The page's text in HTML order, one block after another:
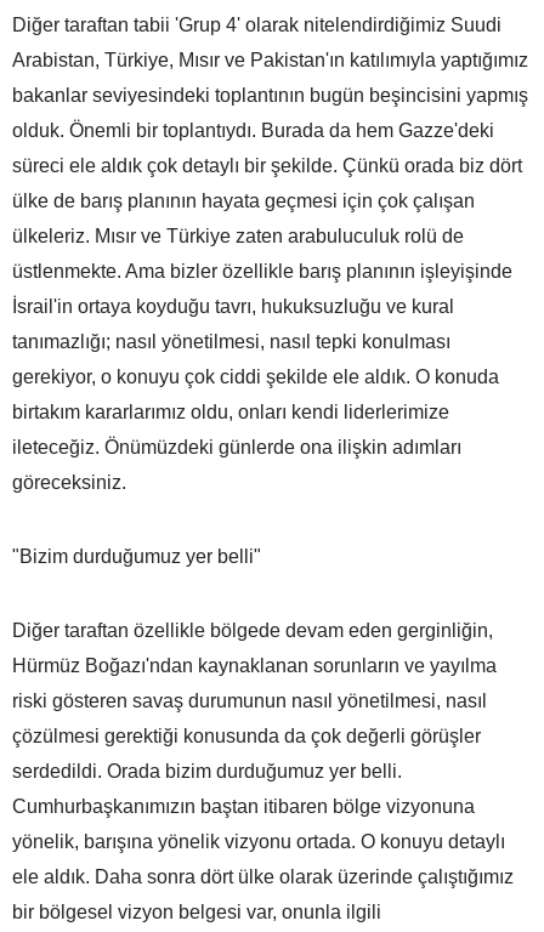
Diğer taraftan tabii 'Grup 4' olarak nitelendirdiğimiz Suudi
Arabistan, Türkiye, Mısır ve Pakistan'ın katılımıyla yaptığımız
bakanlar seviyesindeki toplantının bugün beşincisini yapmış
olduk. Önemli bir toplantıydı. Burada da hem Gazze'deki
süreci ele aldık çok detaylı bir şekilde. Çünkü orada biz dört
ülke de barış planının hayata geçmesi için çok çalışan
ülkeleriz. Mısır ve Türkiye zaten arabuluculuk rolü de
üstlenmekte. Ama bizler özellikle barış planının işleyişinde
İsrail'in ortaya koyduğu tavrı, hukuksuzluğu ve kural
tanımazlığı; nasıl yönetilmesi, nasıl tepki konulması
gerekiyor, o konuyu çok ciddi şekilde ele aldık. O konuda
birtakım kararlarımız oldu, onları kendi liderlerimize
ileteceğiz. Önümüzdeki günlerde ona ilişkin adımları
göreceksiniz.
"Bizim durduğumuz yer belli"
Diğer taraftan özellikle bölgede devam eden gerginliğin,
Hürmüz Boğazı'ndan kaynaklanan sorunların ve yayılma
riski gösteren savaş durumunun nasıl yönetilmesi, nasıl
çözülmesi gerektiği konusunda da çok değerli görüşler
serdedildi. Orada bizim durduğumuz yer belli.
Cumhurbaşkanımızın baştan itibaren bölge vizyonuna
yönelik, barışına yönelik vizyonu ortada. O konuyu detaylı
ele aldık. Daha sonra dört ülke olarak üzerinde çalıştığımız
bir bölgesel vizyon belgesi var, onunla ilgili